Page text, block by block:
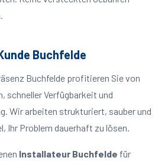
Buchfelde
Buchfelde profitieren Sie von
schneller Verfügbarkeit und
Wir arbeiten strukturiert, sauber und
Ihr Problem dauerhaft zu lösen.
Installateur Buchfelde für